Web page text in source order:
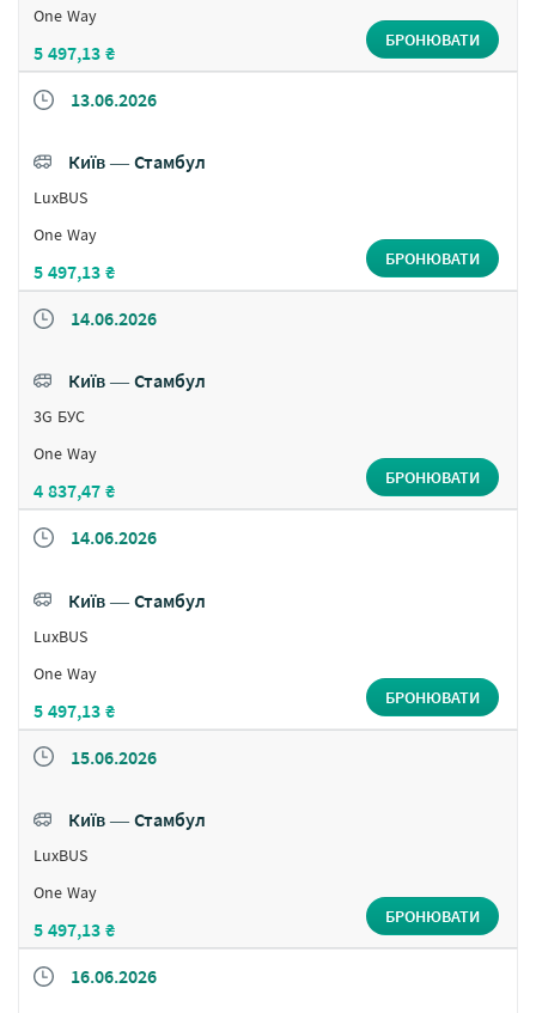
One Way
5 497,13 ₴
БРОНЮВАТИ
13.06.2026
Київ ― Стамбул
LuxBUS
One Way
5 497,13 ₴
БРОНЮВАТИ
14.06.2026
Київ ― Стамбул
3G БУС
One Way
4 837,47 ₴
БРОНЮВАТИ
14.06.2026
Київ ― Стамбул
LuxBUS
One Way
5 497,13 ₴
БРОНЮВАТИ
15.06.2026
Київ ― Стамбул
LuxBUS
One Way
5 497,13 ₴
БРОНЮВАТИ
16.06.2026